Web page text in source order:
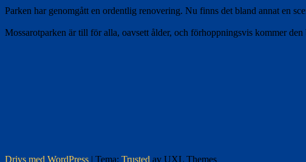
Parken har genomgått en ordentlig renovering. Nu finns det bland annat en
Mossarotparken är till för alla, oavsett ålder, och förhoppningsvis kommer
Drivs med WordPress | Tema: Trusted av UXL Themes